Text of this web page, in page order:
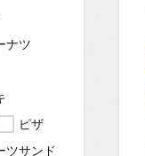
ナツ
ピザ
ツサンド